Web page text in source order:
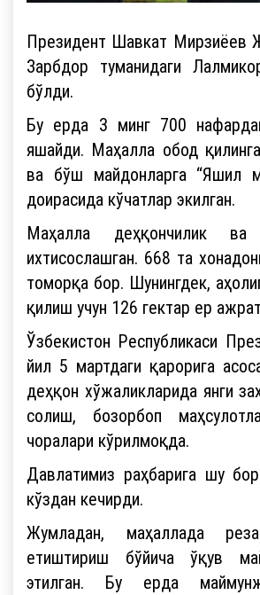
Президент Шавкат Мирзиёев
Зарбдор туманидаги
бўлди.
Бу ерда 3 минг 700
яшайди. Маҳалла обод
ва бўш майдонларга “Яшил
доирасида кўчатлар экилган.
Маҳалла деҳқончилик ва
ихтисослашган. 668 та
томорқа бор. Шунингдек,
қилиш учун 126 гектар ер
Ўзбекистон Республикаси
йил 5 мартдаги қарорига
деҳқон хўжаликларида янги
солиш, бозорбоп
чоралари кўрилмоқда.
Давлатимиз раҳбарига шу
кўздан кечирди.
Жумладан, маҳаллада
етиштириш бўйича ўқув
этилган. Бу ерда